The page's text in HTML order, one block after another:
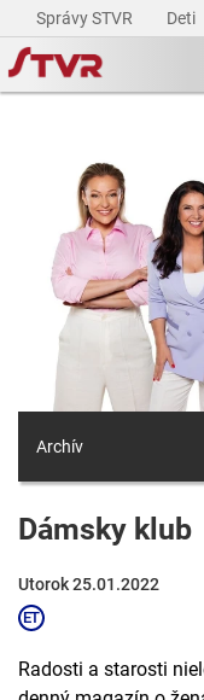
Správy STVR Deti
Archív
Dámsky klub
Utorok 25.01.2022
Radosti a starosti